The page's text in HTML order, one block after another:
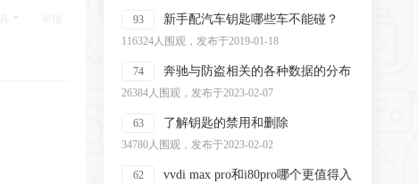
93 新手配汽车钥匙哪些车不能碰？
116324人围观，发布于2019-01-18
74 奔驰与防盗相关的各种数据的分布
26384人围观，发布于2023-02-07
63 了解钥匙的禁用和删除
34780人围观，发布于2023-02-02
62
vvdi max pro和i80pro哪个更值得入